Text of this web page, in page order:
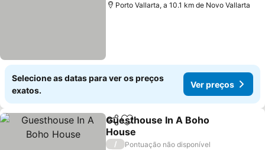
Porto Vallarta, a 10.1 km de Novo Vallarta
Selecione as datas para ver os preços
exatos.
Ver preços
PartilharAdicionar aos favoritos
Guesthouse In A Boho
House
Ver preços
/
Pontuação não disponível